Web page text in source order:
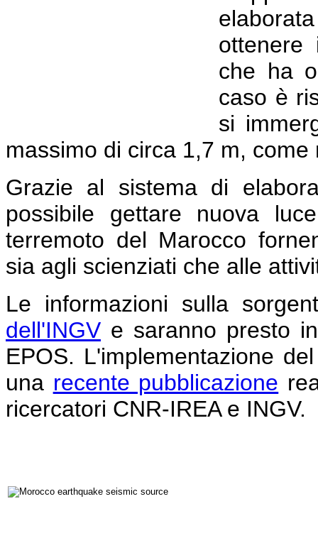
ottenere
che ha
caso è
si
massimo di circa 1,7 m,
Grazie al sistema di
possibile gettare nuova
terremoto del Marocco
sia agli scienziati che alle
Le informazioni sulla
dell'INGV e saranno presto
EPOS. L'implementazione
una recente pubblicazione
ricercatori CNR-IREA e INGV.